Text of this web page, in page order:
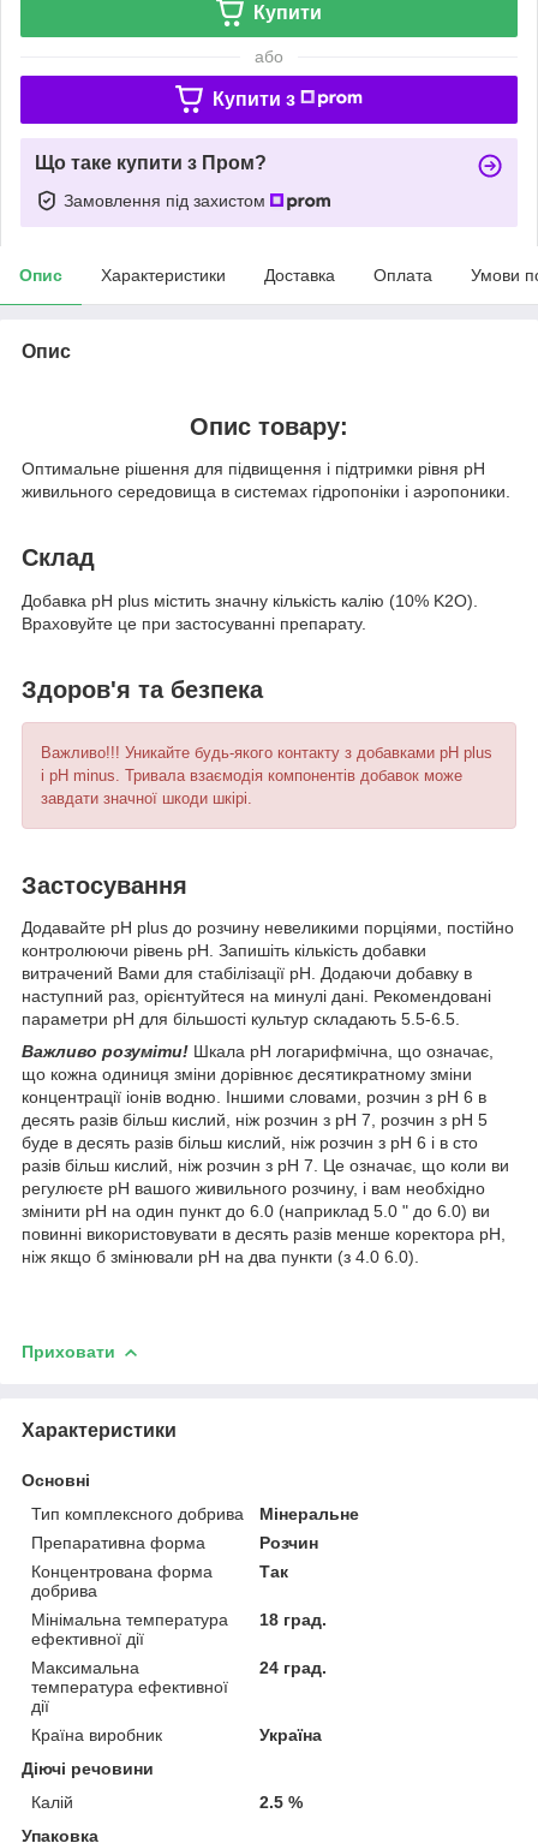
Купити
або
Купити з
Що таке купити з Пром?
Замовлення під захистом
Опис Характеристики Доставка Оплата Умови
Опис
Опис товару:
Оптимальне рішення для підвищення і підтримки рівня рН
живильного середовища в системах гідропоніки і аэропоники.
Склад
Добавка pH plus містить значну кількість калію (10% K2O).
Враховуйте це при застосуванні препарату.
Здоров'я та безпека
Важливо!!! Уникайте будь-якого контакту з добавками pH plus
і pH minus. Тривала взаємодія компонентів добавок може
завдати значної шкоди шкірі.
Застосування
Додавайте pH plus до розчину невеликими порціями, постійно
контролюючи рівень pH. Запишіть кількість добавки
витрачений Вами для стабілізації pH. Додаючи добавку в
наступний раз, орієнтуйтеся на минулі дані. Рекомендовані
параметри pH для більшості культур складають 5.5-6.5.
Важливо розуміти! Шкала pH логарифмічна, що означає,
що кожна одиниця зміни дорівнює десятикратному зміни
концентрації іонів водню. Іншими словами, розчин з pH 6 в
десять разів більш кислий, ніж розчин з pH 7, розчин з pH 5
буде в десять разів більш кислий, ніж розчин з pH 6 і в сто
разів більш кислий, ніж розчин з pH 7. Це означає, що коли ви
регулюєте pH вашого живильного розчину, і вам необхідно
змінити pH на один пункт до 6.0 (наприклад 5.0 " до 6.0) ви
повинні використовувати в десять разів менше коректора pH,
ніж якщо б змінювали pH на два пункти (з 4.0 6.0).
Приховати
Характеристики
Основні
Тип комплексного добрива
Мінеральне
Препаративна форма
Розчин
Концентрована форма
добрива
Так
Мінімальна температура
ефективної дії
18 град.
Максимальна
температура ефективної
дії
24 град.
Країна виробник
Україна
Діючі речовини
Калій
2.5 %
Упаковка